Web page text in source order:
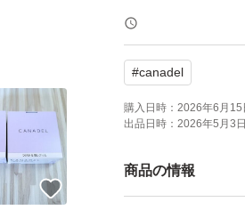
【商品の状態】未
【その他】つけか
よろしくお願いい
CANADEL カナデ
#canadel
購入日時： 2026年6月15
出品日時： 2026年5月3
商品の情報